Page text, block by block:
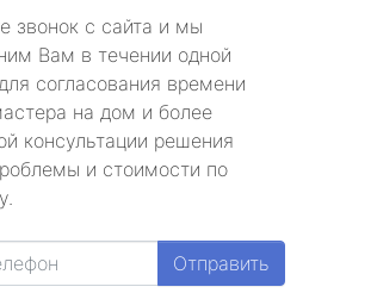
звонок с сайта и мы
Вам в течении одной
согласования времени
на дом и более
консультации решения
и стоимости по
Отправить